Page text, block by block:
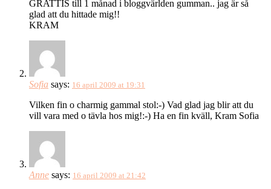
GRATTIS till 1 månad i bloggvärlden gumman.. jag är så
glad att du hittade mig!!
KRAM
Sofia says: 16 april 2009 at 19:31
Vilken fin o charmig gammal stol:-) Vad glad jag blir att du
vill vara med o tävla hos mig!:-) Ha en fin kväll, Kram Sofia
Anne says: 16 april 2009 at 21:42